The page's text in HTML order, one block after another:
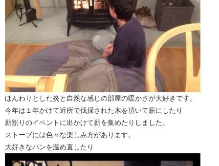
ほんわりとした炎と自然な感じの部屋の暖かさが大好きです。
今年は１年かけて近所で伐採された木を頂いて薪にしたり
薪割りのイベントに出かけて薪を集めたりしました。
ストーブには色々な楽しみ方があります。
大好きなパンを温め直したり